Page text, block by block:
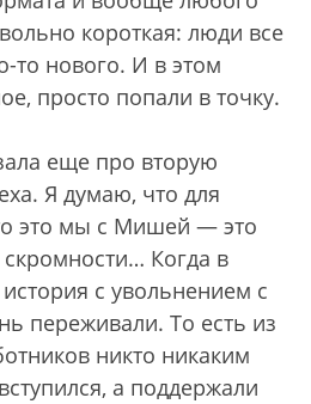
короткая: люди все
то нового. И в этом
просто попали в точку.
еще про вторую
Я думаю, что для
это мы с Мишей — это
Когда в
с увольнением с
переживали. То есть из
никто никаким
а поддержали